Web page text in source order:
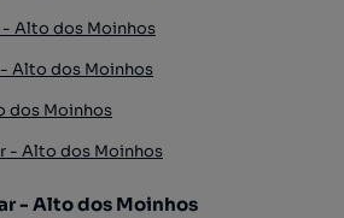
- Alto dos Moinhos
Alto dos Moinhos
dos Moinhos
- Alto dos Moinhos
- Alto dos Moinhos